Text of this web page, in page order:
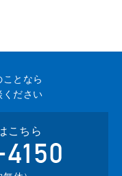
となら
ください
こちら